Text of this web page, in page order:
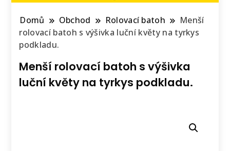
Domů Obchod Rolovací batoh
Menší
rolovací batoh s výšivka luční květy na tyrkys
podkladu.
Menší rolovací batoh s výšivka
luční květy na tyrkys podkladu.